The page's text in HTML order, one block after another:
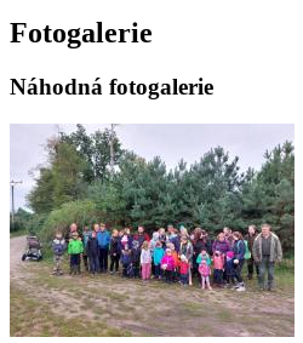
Fotogalerie
Náhodná fotogalerie